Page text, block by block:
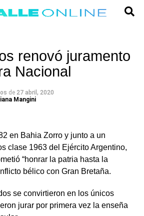
renovó juramento
Nacional
de 27 abril, 2020
Mangini
en Bahia Zorro y junto a un
clase 1963 del Ejército Argentino,
“honrar la patria hasta la
bélico con Gran Bretaña.
se convirtieron en los únicos
jurar por primera vez la enseña